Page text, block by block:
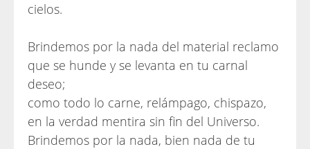
cielos.
Brindemos por la nada del material reclamo
que se hunde y se levanta en tu carnal
deseo;
como todo lo carne, relámpago, chispazo,
en la verdad mentira sin fin del Universo.
Brindemos por la nada, bien nada de tu